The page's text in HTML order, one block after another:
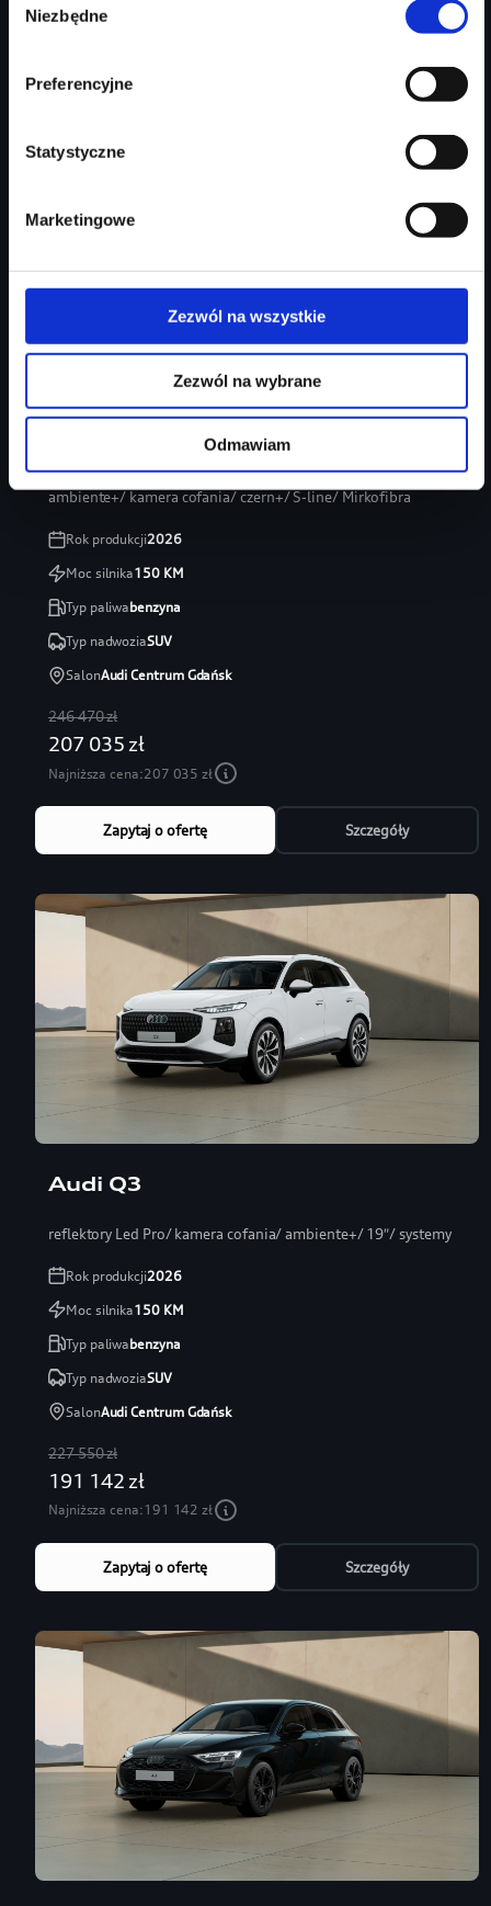
zgody
Niezbędne
Preferencyjne
Statystyczne
Marketingowe
Zezwól na wszystkie
Zezwól na wybrane
Odmawiam
213 746 zł
Zapytaj o ofertę Szczegóły
Audi Q3 Sportback
ambiente+/ kamera cofania/ czern+/ S-line/ Mirkofibra
Rok produkcji2026
Moc silnika150KM
Typ paliwabenzyna
Typ nadwoziaSUV
SalonAudi Centrum Gdańsk
246 470 zł
207 035 zł
Najniższa cena:207 035 zł
Zapytaj o ofertę Szczegóły
Audi Q3
reflektory Led Pro/ kamera cofania/ ambiente+/ 19″/ systemy
Rok produkcji2026
Moc silnika150KM
Typ paliwabenzyna
Typ nadwoziaSUV
SalonAudi Centrum Gdańsk
227 550 zł
191 142 zł
Najniższa cena:191 142 zł
Zapytaj o ofertę Szczegóły